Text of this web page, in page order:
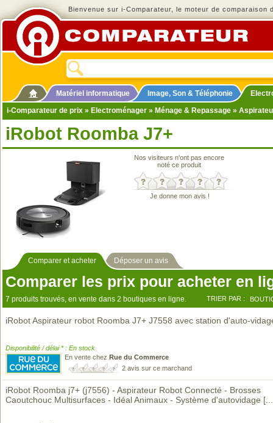
Bienvenue sur i-Comparateur, le moteur de comparaison
Matériel informatique Image, Son & Téléphonie
i-Comparateur de prix » Electroménager » Ménage & Repassage »
iRobot Roomba J7+
Nos visiteurs n'ont pas encore
noté ce produit
Je donne mon avis !
Comparer et acheter Déposer un avis
Comparer les prix pour acheter en
7 produits trouvés, en vente dans 2 boutiques en ligne. TRIER PAR :
iRobot Aspirateur robot Roomba J7+ J7558 avec station d'auto-
Disponibilité / délai * : En stock
En vente chez Rue du Commerce
2 avis sur ce marchand
iRobot Roomba j7+ (j7556) - Aspirateur Robot Connecté - Brosses
Caoutchouc Multisurfaces - Idéal Animaux - Système d'autovidage